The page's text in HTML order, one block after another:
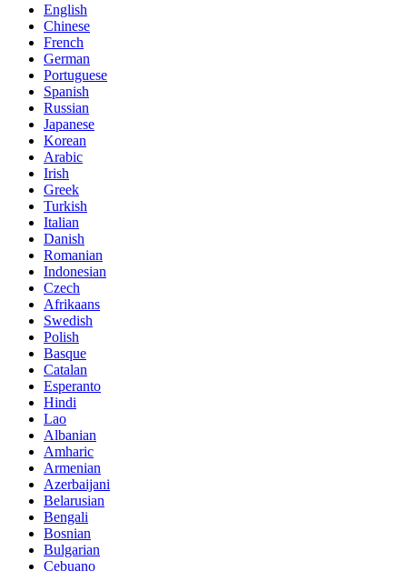
English
Chinese
French
German
Portuguese
Spanish
Russian
Japanese
Korean
Arabic
Irish
Greek
Turkish
Italian
Danish
Romanian
Indonesian
Czech
Afrikaans
Swedish
Polish
Basque
Catalan
Esperanto
Hindi
Lao
Albanian
Amharic
Armenian
Azerbaijani
Belarusian
Bengali
Bosnian
Bulgarian
Cebuano